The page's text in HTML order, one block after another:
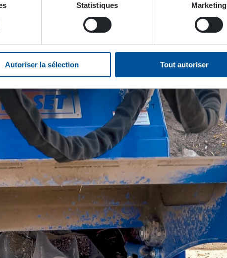
Statistiques Marketing
Autoriser la sélection Tout autoriser